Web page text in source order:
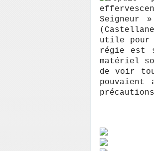
Seigneur
utile pour
régie est
matériel
de voir
pouvaient